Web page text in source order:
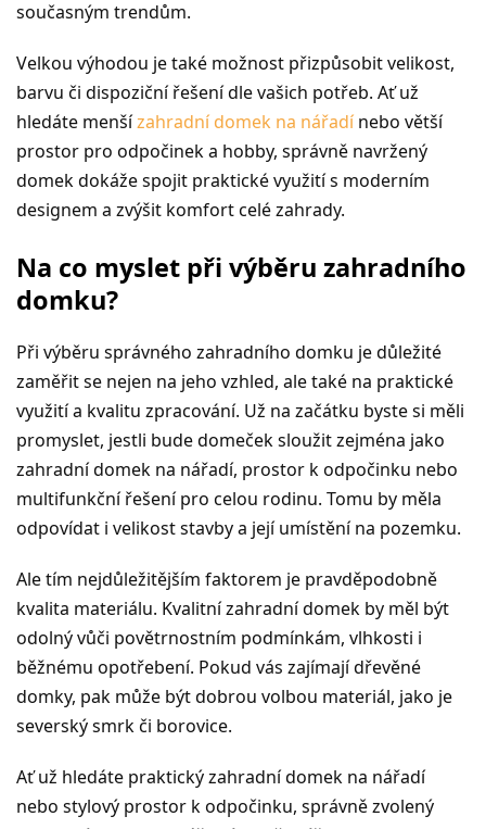
současným trendům.
Velkou výhodou je také možnost přizpůsobit velikost,
barvu či dispoziční řešení dle vašich potřeb. Ať už
hledáte menšízahradní domek na nářadí nebo větší
prostor pro odpočinek a hobby, správně navržený
domek dokáže spojit praktické využití s ​​moderním
designem a zvýšit komfort celé zahrady.
Na co myslet při výběru zahradního
domku?
Při výběru správného zahradního domku je důležité
zaměřit se nejen na jeho vzhled, ale také na praktické
využití a kvalitu zpracování. Už na začátku byste si měli
promyslet, jestli bude domeček sloužit zejména jako
zahradní domek na nářadí, prostor k odpočinku nebo
multifunkční řešení pro celou rodinu. Tomu by měla
odpovídat i velikost stavby a její umístění na pozemku.
Ale tím nejdůležitějším faktorem je pravděpodobně
kvalita materiálu. Kvalitní zahradní domek by měl být
odolný vůči povětrnostním podmínkám, vlhkosti i
běžnému opotřebení. Pokud vás zajímají dřevěné
domky, pak může být dobrou volbou materiál, jako je
severský smrk či borovice.
Ať už hledáte praktický zahradní domek na nářadí
nebo stylový prostor k odpočinku, správně zvolený